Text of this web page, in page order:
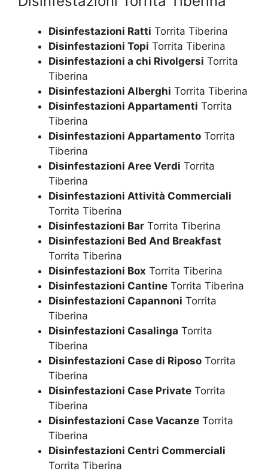
Disinfestazioni Ratti Torrita Tiberina
Disinfestazioni Topi Torrita Tiberina
Disinfestazioni a chi Rivolgersi Torrita
Tiberina
Disinfestazioni Alberghi Torrita Tiberina
Disinfestazioni Appartamenti Torrita
Tiberina
Disinfestazioni Appartamento Torrita
Tiberina
Disinfestazioni Aree Verdi Torrita
Tiberina
Disinfestazioni Attività Commerciali
Torrita Tiberina
Disinfestazioni Bar Torrita Tiberina
Disinfestazioni Bed And Breakfast
Torrita Tiberina
Disinfestazioni Box Torrita Tiberina
Disinfestazioni Cantine Torrita Tiberina
Disinfestazioni Capannoni Torrita
Tiberina
Disinfestazioni Casalinga Torrita
Tiberina
Disinfestazioni Case di Riposo Torrita
Tiberina
Disinfestazioni Case Private Torrita
Tiberina
Disinfestazioni Case Vacanze Torrita
Tiberina
Disinfestazioni Centri Commerciali
Torrita Tiberina